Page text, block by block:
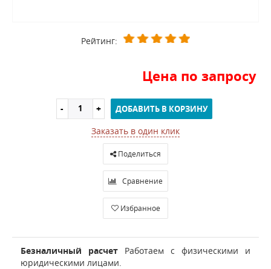
Рейтинг:
Цена по запросу
ДОБАВИТЬ В КОРЗИНУ
Заказать в один клик
Поделиться
Сравнение
Избранное
Безналичный расчет Работаем с физическими и
юридическими лицами.